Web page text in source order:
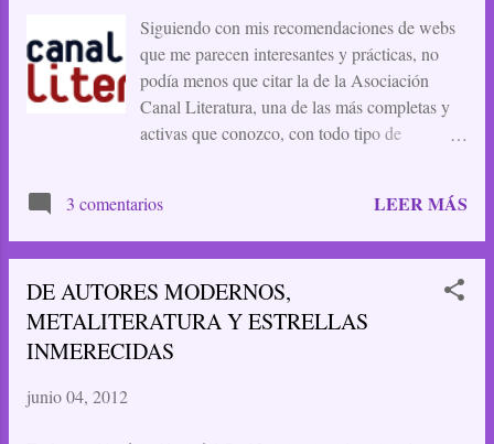
Siguiendo con mis recomendaciones de webs
que me parecen interesantes y prácticas, no
podía menos que citar la de la Asociación
Canal Literatura, una de las más completas y
activas que conozco, con todo tipo de
propios, y mucho más que tendréis que
comprobar visitándola. Desde aquí les mando
un saludo muy cariñoso a sus administradores,
recordando los buenos momentos que he
pasado con sus certámenes de relatos, y
también a los usuarios de la web, muchos de
3 comentarios LEER MÁS
DE AUTORES MODERNOS,
METALITERATURA Y ESTRELLAS
INMERECIDAS
junio 04, 2012